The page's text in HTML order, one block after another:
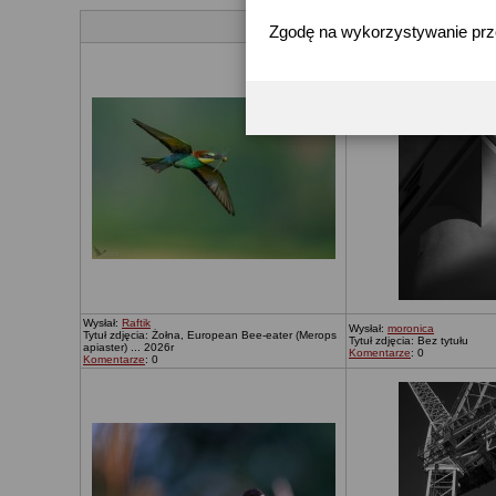
Zgodę na wykorzystywanie
Wysłał: Raftik
Tytuł zdjęcia: Żołna, European Bee-eater (Merops
apiaster) ... 2026r
Komentarze: 0
Wysłał: moronica
Tytuł zdjęcia: Bez tytułu
Komentarze: 0